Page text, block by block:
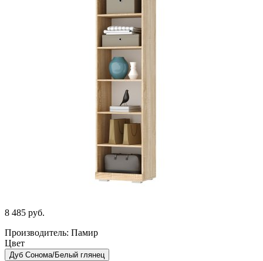
8 485 руб.
Производитель: Памир
Цвет
Дуб Сонома/Белый глянец